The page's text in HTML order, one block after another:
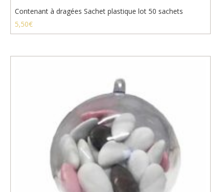
Contenant à dragées Sachet plastique lot 50 sachets
5,50€